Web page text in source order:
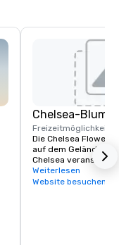
Chelsea-
Freizeitmöglichkeiten
Die Chelsea Flower
auf dem Gelände
Chelsea
majestätischen
der britischen
Weiterlesen
Website besuchen